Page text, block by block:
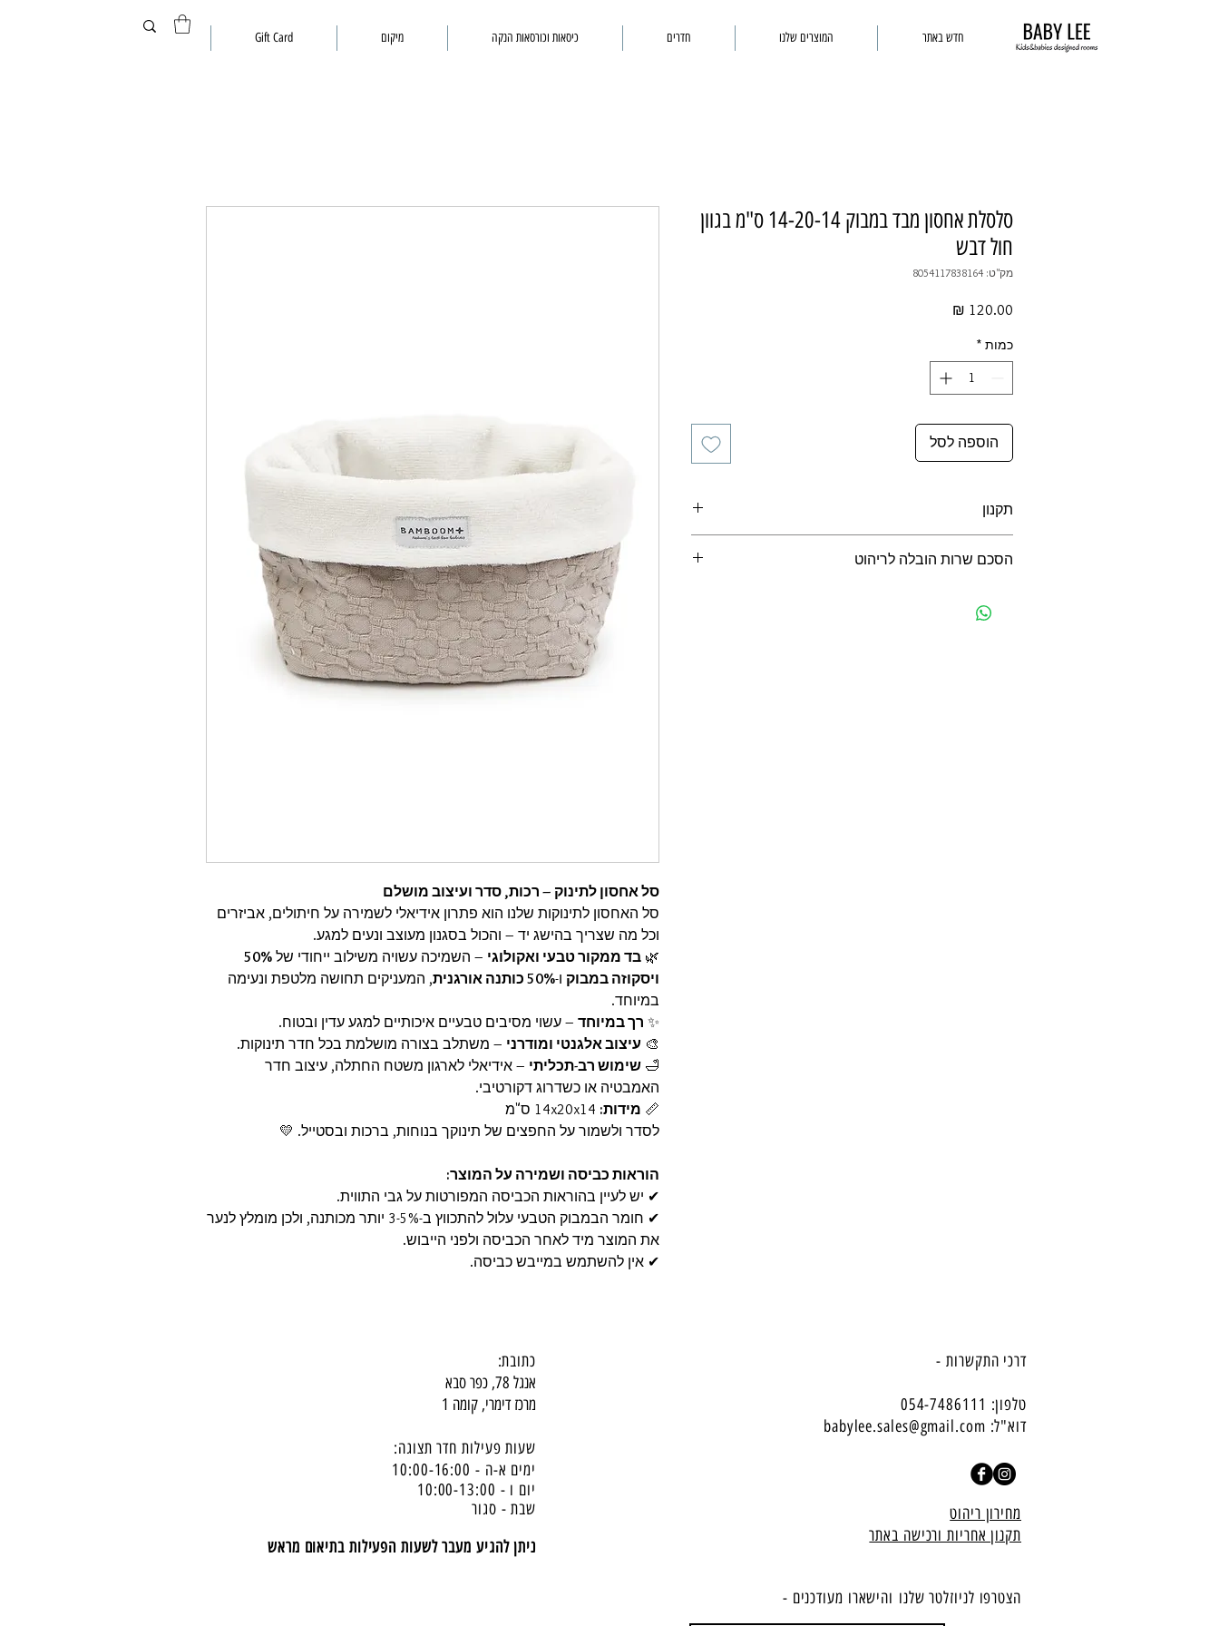
חדש באתר המוצרים שלנו חדרים כיסאות וכורסאות הנקה מיקום Gift Card
סל אחסון לתינוק – רכות, סדר ועיצוב מושלם
סל האחסון לתינוקות שלנו הוא פתרון אידיאלי לשמירה על חיתולים, אביזרים
וכל מה שצריך בהישג יד – והכול בסגנון מעוצב ונעים למגע.
🌿 בד ממקור טבעי ואקולוגי – השמיכה עשויה משילוב ייחודי של 50%
ויסקוזה במבוק ו-50% כותנה אורגנית
, המעניקים תחושה מלטפת ונעימה
במיוחד.
✨ רך במיוחד – עשוי מסיבים טבעיים איכותיים למגע עדין ובטוח.
🎨 עיצוב אלגנטי ומודרני – משתלב בצורה מושלמת בכל חדר תינוקות.
🛁 שימוש רב-תכליתי – אידיאלי לארגון משטח החתלה, עיצוב חדר
האמבטיה או כשדרוג דקורטיבי.
📏 מידות:
לסדר ולשמור על החפצים של תינוקך בנוחות, ברכות ובסטייל. 💛
הוראות כביסה ושמירה על המוצר:
✔ יש לעיין בהוראות הכביסה המפורטות על גבי התווית.
✔ חומר הבמבוק הטבעי עלול להתכווץ ב-3-5% יותר מכותנה, ולכן מומלץ לנער
את המוצר מיד לאחר הכביסה ולפני הייבוש.
✔ אין להשתמש במייבש כביסה.
סלסלת אחסון מבד במבוק 14-20-14 ס"מ בגוון
חול דבש
מק"ט: 8054117838164
כמות *
הוספה לסל
תקנון
הסכם שרות הובלה לריהוט
כתובת:
אנגל 78, כפר סבא
מרכז דימרי, קומה 1
שעות פעילות חדר תצוגה:
ימים א-ה - 10:00-16: 00
יום ו - 10:00-13:00
שבת - סגור
ניתן להגיע מעבר לשעות הפעילות בתיאום מראש
דרכי התקשרות -
טלפון: 054-7486111
דוא"ל: babylee.sales@gmail.com
מחירון ריהוט
תקנון אחריות ורכישה באתר
הצטרפו לניוזלטר שלנו ​והישארו מעודכנים -